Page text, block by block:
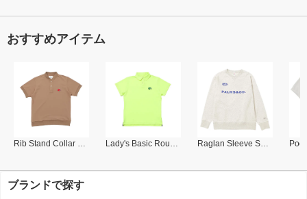
おすすめアイテム
Rib Stand Collar Polo Lady's Basic Round Collar Polo Raglan Sleeve Sweat Shirt
ブランドで探す